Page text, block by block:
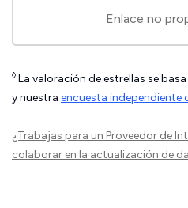
Enlace no
◊ La valoración de estrellas se
y nuestra encuesta independiente
¿Trabajas para un Proveedor de
colaborar en la actualización de